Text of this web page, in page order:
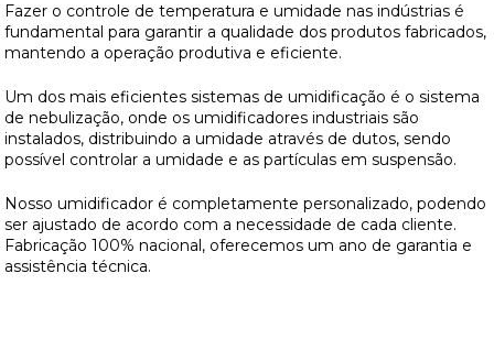
Fazer o controle de temperatura e umidade nas indústrias é
fundamental para garantir a qualidade dos produtos fabricados,
mantendo a operação produtiva e eficiente.
Um dos mais eficientes sistemas de umidificação é o sistema
de nebulização, onde os umidificadores industriais são
instalados, distribuindo a umidade através de dutos, sendo
possível controlar a umidade e as partículas em suspensão.
Nosso umidificador é completamente personalizado, podendo
ser ajustado de acordo com a necessidade de cada cliente.
Fabricação 100% nacional, oferecemos um ano de garantia e
assistência técnica.